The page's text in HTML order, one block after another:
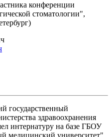
конференции
стоматологии",
государственный
здравоохранения
интернатуру на базе ГБОУ